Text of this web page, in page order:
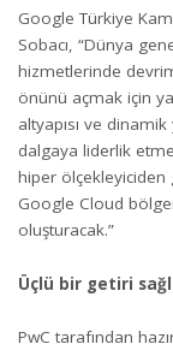
Google Türkiye
Sobacı, “Dünya
hizmetlerinde
önünü açmak için
altyapısı ve
dalgaya liderlik
hiper ölçekleyiciden
Google Cloud
oluşturacak.”
Üçlü bir getiri
PwC tarafından